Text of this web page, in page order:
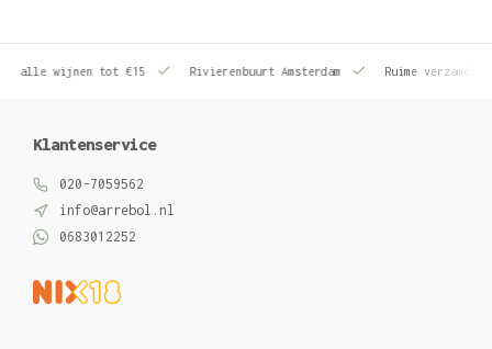
wijnen tot €15 Rivierenbuurt Amsterdam Ruime verzameling
Klantenservice
020-7059562
info@arrebol.nl
0683012252